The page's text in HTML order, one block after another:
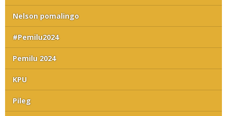
Nelson pomalingo
#Pemilu2024
Pemilu 2024
KPU
Pileg